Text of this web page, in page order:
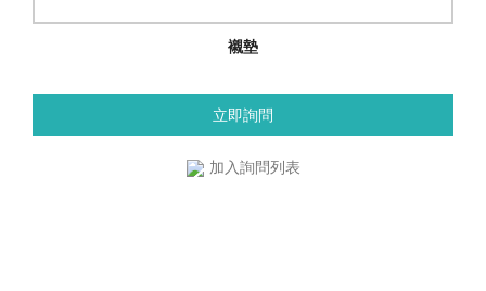
襯墊
立即詢問
加入詢問列表